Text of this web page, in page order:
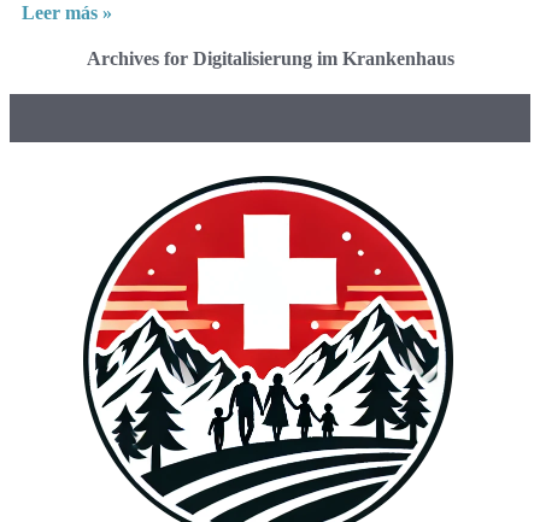
Leer más »
Archives for Digitalisierung im Krankenhaus